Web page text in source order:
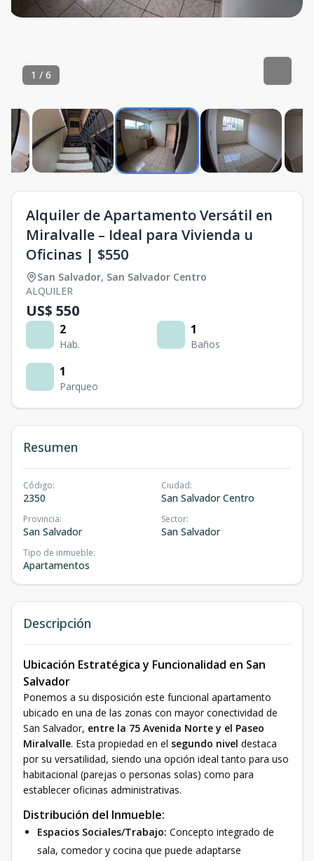
1 / 6
Alquiler de Apartamento Versátil en
Miralvalle – Ideal para Vivienda u
Oficinas | $550
San Salvador, San Salvador Centro
ALQUILER
US$ 550
2
Hab.
1
Baños
1
Parqueo
Resumen
Código:
2350
Ciudad:
San Salvador Centro
Provincia:
San Salvador
Sector:
San Salvador
Tipo de inmueble:
Apartamentos
Descripción
Ubicación Estratégica y Funcionalidad en San
Salvador
Ponemos a su disposición este funcional apartamento
ubicado en una de las zonas con mayor conectividad de
San Salvador, entre la 75 Avenida Norte y el Paseo
Miralvalle. Esta propiedad en el segundo nivel destaca
por su versatilidad, siendo una opción ideal tanto para uso
habitacional (parejas o personas solas) como para
establecer oficinas administrativas.
Distribución del Inmueble:
Espacios Sociales/Trabajo: Concepto integrado de
sala, comedor y cocina que puede adaptarse